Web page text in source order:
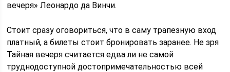
вечеря» Леонардо да Винчи.
Стоит сразу оговориться, что в саму трапезную вход
платный, а билеты стоит бронировать заранее. Не зря
Тайная вечеря считается едва ли не самой
труднодоступной достопримечательностью всей